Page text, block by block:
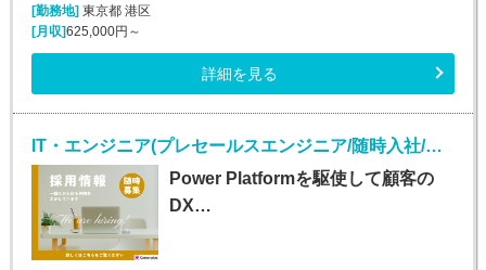
[勤務地] 東京都 港区
[月収]625,000円～
詳細を見る
IT・エンジニア(プレセールスエンジニア/随時入社/正社員)
Power Platformを駆使して顧客の
DX…